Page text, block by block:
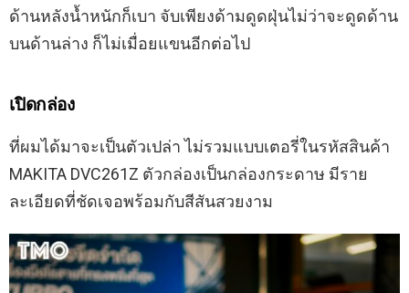
ด้านหลังน้ำหนักก็เบา จับเพียงด้ามดูดฝุ่นไม่ว่าจะดูดด้าน
บนด้านล่าง ก็ไม่เมื่อยแขนอีกต่อไป
เปิดกล่อง
ที่ผมได้มาจะเป็นตัวเปล่า ไม่รวมแบบเตอรี่ในรหัสสินค้า
MAKITA DVC261Z ตัวกล่องเป็นกล่องกระดาษ มีราย
ละเอียดที่ชัดเจอพร้อมกับสีสันสวยงาม